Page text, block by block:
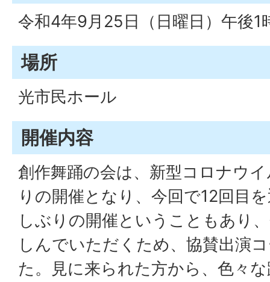
令和4年9月25日（日曜日）午後1
場所
光市民ホール
開催内容
創作舞踊の会は、新型コロナウ
りの開催となり、今回で12回目
しぶりの開催ということもあり
しんでいただくため、協賛出演
た。見に来られた方から、色々